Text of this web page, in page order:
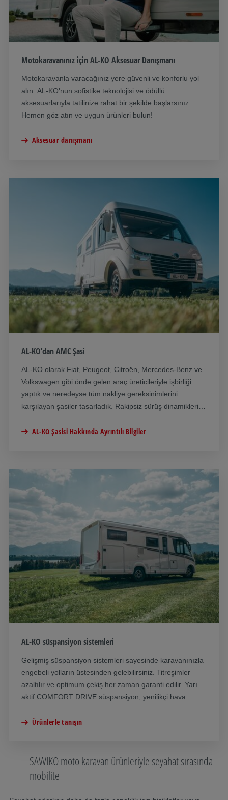
Motokaravanınız için AL-KO Aksesuar Danışmanı
Motokaravanla varacağınız yere güvenli ve konforlu yol
alın: AL-KO'nun sofistike teknolojisi ve ödüllü
aksesuarlarıyla tatilinize rahat bir şekilde başlarsınız.
Hemen göz atın ve uygun ürünleri bulun!
Aksesuar danışmanı
AL-KO’dan AMC Şasi
AL-KO olarak Fiat, Peugeot, Citroën, Mercedes-Benz ve
Volkswagen gibi önde gelen araç üreticileriyle işbirliği
yaptık ve neredeyse tüm nakliye gereksinimlerini
karşılayan şasiler tasarladık. Rakipsiz sürüş dinamikleri,
konforu Bir AL-KO şasisi karşı konulmaz avantajlar sunar.
AL-KO Şasisi Hakkında Ayrıntılı Bilgiler
AL-KO süspansiyon sistemleri
Gelişmiş süspansiyon sistemleri sayesinde karavanınızla
engebeli yolların üstesinden gelebilirsiniz. Titreşimler
azaltılır ve optimum çekiş her zaman garanti edilir. Yarı
aktif COMFORT DRIVE süspansiyon, yenilikçi hava
kovanı rakipsiz bir sürüş deneyimi sağlar.
Ürünlerle tanışın
SAWIKO moto karavan ürünleriyle seyahat sırasında
mobilite